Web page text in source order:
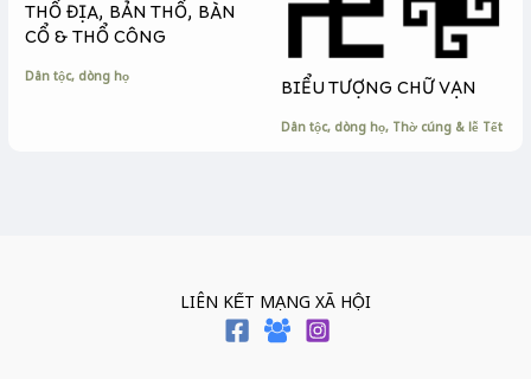
THỔ ĐỊA, BẢN THỔ, BÀN
CỔ & THỔ CÔNG
Dân tộc, dòng họ
BIỂU TƯỢNG CHỮ VẠN
Dân tộc, dòng họ, Thờ cúng & lễ Tết
LIÊN KẾT MẠNG XÃ HỘI